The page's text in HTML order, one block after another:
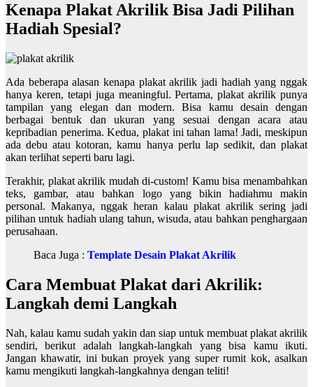
Kenapa Plakat Akrilik Bisa Jadi Pilihan
Hadiah Spesial?
Ada beberapa alasan kenapa plakat akrilik jadi hadiah yang nggak
hanya keren, tetapi juga meaningful. Pertama, plakat akrilik punya
tampilan yang elegan dan modern. Bisa kamu desain dengan
berbagai bentuk dan ukuran yang sesuai dengan acara atau
kepribadian penerima. Kedua, plakat ini tahan lama! Jadi, meskipun
ada debu atau kotoran, kamu hanya perlu lap sedikit, dan plakat
akan terlihat seperti baru lagi.
Terakhir, plakat akrilik mudah di-custom! Kamu bisa menambahkan
teks, gambar, atau bahkan logo yang bikin hadiahmu makin
personal. Makanya, nggak heran kalau plakat akrilik sering jadi
pilihan untuk hadiah ulang tahun, wisuda, atau bahkan penghargaan
perusahaan.
Baca Juga : Template Desain Plakat Akrilik
Cara Membuat Plakat dari Akrilik:
Langkah demi Langkah
Nah, kalau kamu sudah yakin dan siap untuk membuat plakat akrilik
sendiri, berikut adalah langkah-langkah yang bisa kamu ikuti.
Jangan khawatir, ini bukan proyek yang super rumit kok, asalkan
kamu mengikuti langkah-langkahnya dengan teliti!